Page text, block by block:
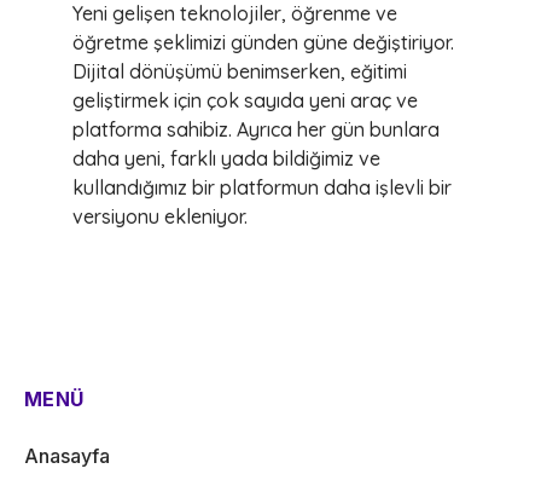
Yeni gelişen teknolojiler, öğrenme ve
öğretme şeklimizi günden güne değiştiriyor.
Dijital dönüşümü benimserken, eğitimi
geliştirmek için çok sayıda yeni araç ve
platforma sahibiz. Ayrıca her gün bunlara
daha yeni, farklı yada bildiğimiz ve
kullandığımız bir platformun daha işlevli bir
versiyonu ekleniyor.
MENÜ
Anasayfa